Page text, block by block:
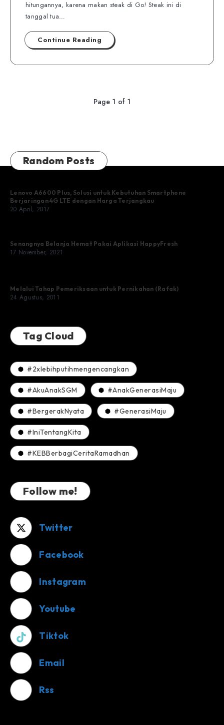
hitungannya, karena makan steak di Go! Steak ini di
tanggal tua…
Continue Reading
Page 1 of 1
Random Posts
Lenovo A6600 Plus, Solusi untuk Kebutuhan Smartphone
Berjaringan 4G LTE dengan Harga Terjangkau
20 April, 2017
Senangnya Belanja Hemat Pakai Aplikasi HappyFresh
17 November, 2021
Melalui Tahap Pemeriksaan untuk Pernikahan (Rafak)
24 Agustus, 2011
Tag Cloud
#2xlebihputihmengencangkan
#AkuAnakSGM #AnakGenerasiMaju
#BergerakNyata #GenerasiMaju
#IniTentangKita
#KEBBerbagiCeritaRamadhan
Follow me!
Twitter
Facebook
Instagram
Youtube
Tiktok
Email
Rss